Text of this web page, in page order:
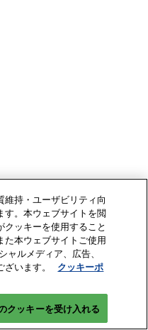
持・ユーザビリティ向
す。本ウェブサイトを閲
ッキーを使用すること
た本ウェブサイトご使用
ルメディア、広告、
います。
クッキーポ
クッキーを受け入れる